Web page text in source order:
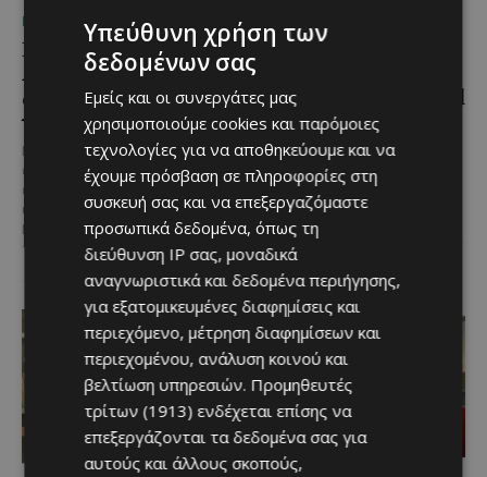
ΜΈΝΟΥΜΕ ΚΎΠΡΟ
Η αγαπημένη πισίνα του
Αγίου Ιωάννη Πιτσιλιάς
ανοίγει ξανά – Έτοιμη
να υποδεχθεί το κοινό
Μια αγαπημένη καλοκαιρινή
επιλογή στην ορεινή Κύπρο
επιστρέφει ανανεωμένη. Η
υπαίθρια πισίνα στον Άγιο
Ιωάννη Πιτσιλιάς ολοκλήρωσε
τις...
Η Arla Protein
συνεχίζει να καινοτομεί
με το Arla Protein Food
to Go.
Το πλήρες γεύμα που ακολουθεί
τον ρυθμό της σύγχρονης ζωής.
Οι σύγχρονοι ρυθμοί της ζωής
αλλάζουν τον τρόπο που...
Υπεύθυνη χρήση των
δεδομένων σας
Εμείς και οι συνεργάτες μας
χρησιμοποιούμε cookies και παρόμοιες
τεχνολογίες για να αποθηκεύουμε και να
έχουμε πρόσβαση σε πληροφορίες στη
συσκευή σας και να επεξεργαζόμαστε
προσωπικά δεδομένα, όπως τη
διεύθυνση IP σας, μοναδικά
αναγνωριστικά και δεδομένα περιήγησης,
για εξατομικευμένες διαφημίσεις και
περιεχόμενο, μέτρηση διαφημίσεων και
περιεχομένου, ανάλυση κοινού και
βελτίωση υπηρεσιών. Προμηθευτές
τρίτων (1913) ενδέχεται επίσης να
επεξεργάζονται τα δεδομένα σας για
αυτούς και άλλους σκοπούς,